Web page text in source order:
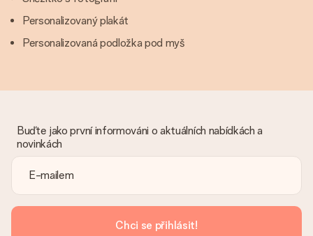
Personalizovaný plakát
Personalizovaná podložka pod myš
Buďte jako první informováni o aktuálních nabídkách a
novinkách
Chci se přihlásit!